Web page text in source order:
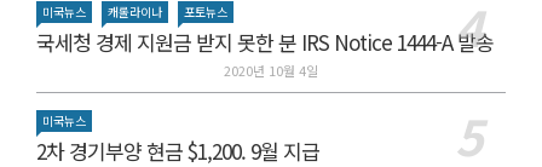
미국뉴스 캐롤라이나 포토뉴스
국세청 경제 지원금 받지 못한 분 IRS Notice 1444-A 발송
2020년 10월 4일
미국뉴스
2차 경기부양 현금 $1,200. 9월 지급